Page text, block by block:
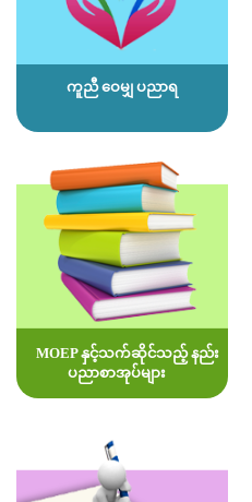
ကူညီ ဝေမျှ ပညာရ
MOEP နှင့်သက်ဆိုင်သည့် နည်း
ပညာစာအုပ်များ